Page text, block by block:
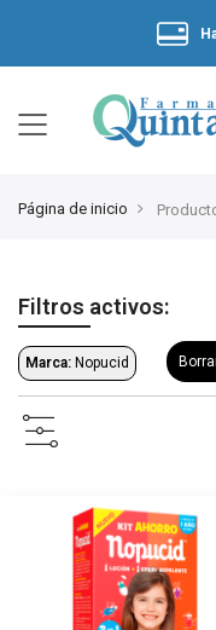
Página de inicio
Filtros activos:
Marca: Nopucid